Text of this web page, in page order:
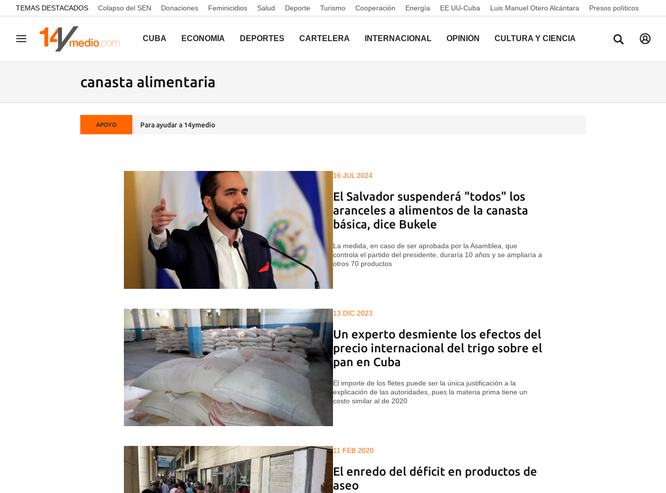
common.go-to-content
TEMAS DESTACADOS Colapso del SEN Donaciones Feminicidios Salud Deporte Turismo Cooperación Energía EE UU-Cuba Luis Manuel Otero Alcántara Presos políticos
Navegación CUBA ECONOMÍA DEPORTES CARTELERA INTERNACIONAL OPINIÓN CULTURA Y CIENCIA
canasta alimentaria
APOYO Para ayudar a 14ymedio
16 JUL 2024
El Salvador suspenderá "todos" los
aranceles a alimentos de la canasta
básica, dice Bukele
La medida, en caso de ser aprobada por la Asamblea, que
controla el partido del presidente, duraría 10 años y se ampliaría a
otros 70 productos
13 DIC 2023
Un experto desmiente los efectos del
precio internacional del trigo sobre el
pan en Cuba
El importe de los fletes puede ser la única justificación a la
explicación de las autoridades, pues la materia prima tiene un
costo similar al de 2020
11 FEB 2020
El enredo del déficit en productos de
aseo